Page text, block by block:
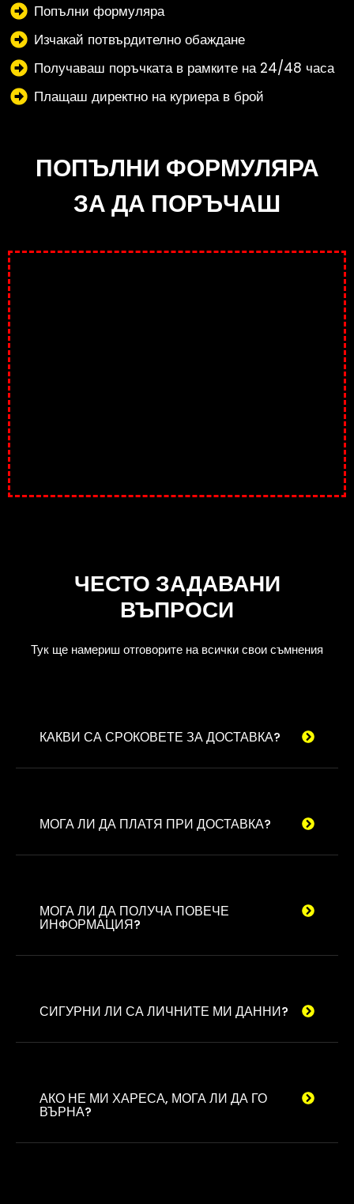
Попълни формуляра
Изчакай потвърдително обаждане
Получаваш поръчката в рамките на 24/48 часа
Плащаш директно на куриера в брой
ПОПЪЛНИ ФОРМУЛЯРА
ЗА ДА ПОРЪЧАШ
ЧЕСТО ЗАДАВАНИ
ВЪПРОСИ
Тук ще намериш отговорите на всички свои съмнения
КАКВИ СА СРОКОВЕТЕ ЗА ДОСТАВКА?
МОГА ЛИ ДА ПЛАТЯ ПРИ ДОСТАВКА?
МОГА ЛИ ДА ПОЛУЧА ПОВЕЧЕ
ИНФОРМАЦИЯ?
СИГУРНИ ЛИ СА ЛИЧНИТЕ МИ ДАННИ?
АКО НЕ МИ ХАРЕСА, МОГА ЛИ ДА ГО
ВЪРНА?